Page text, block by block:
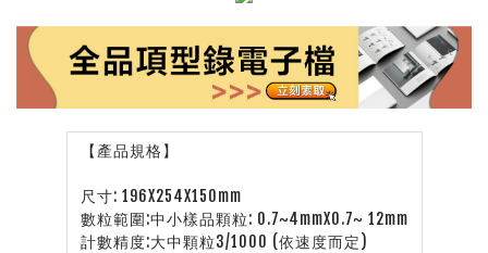
【產品規格】
尺寸: 196X254X150mm
數粒範圍:中小樣品顆粒: 0.7~4mmX0.7~ 12mm
計數精度:大中顆粒3/1000 (依速度而定)